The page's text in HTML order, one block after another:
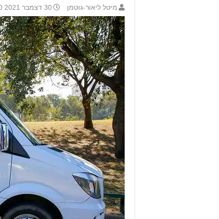
מיטל ליאור-גוטמן 30 דצמבר 2021 9:00